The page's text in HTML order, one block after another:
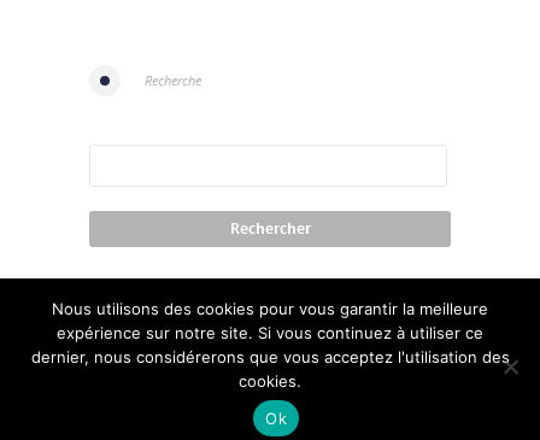
Recherche
Conditions of use
Nous utilisons des cookies pour vous garantir la meilleure
expérience sur notre site. Si vous continuez à utiliser ce
dernier, nous considérerons que vous acceptez l'utilisation des
cookies.
Ok